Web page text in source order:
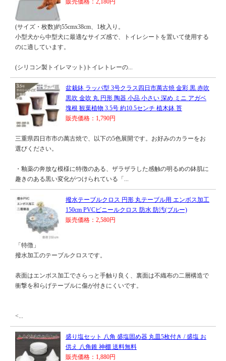
販売価格：2,180円
(サイズ・枚数)約55cmx38cm、1枚入り。
小型犬から中型犬に最適なサイズ感で、トイレシートを置いて使用する
のに適しています。
(シリコン製トイレマット)トイレトレーの...
盆栽鉢 ラッパ型 3号クラス四日市萬古焼 金彩 黒 赤吹
黒吹 金吹 丸 円形 陶器 小品 小さい 深め ミニ アガベ
塊根 観葉植物 3.5号 約10.5センチ 植木鉢 苔
販売価格：1,790円
三重県四日市市の萬古焼で、以下の5色展開です。お好みのカラーをお
選びください。
・釉薬の奔放な模様に特徴のある、ザラザラした感触の明るめの鉢肌に
趣きのある黒い変化がつけられている「...
撥水テーブルクロス 円形 丸テーブル用 エンボス加工
150cm PVCビニールクロス 防水 防汚(ブルー)
販売価格：2,580円
「特徴」
撥水加工のテーブルクロスです。
表面はエンボス加工でさらっと手触り良く、裏面は不織布の二層構造で
衝撃を和らげテーブルに傷が付きにくいです。
<...
盛り塩セット 八角 盛塩固め器 丸皿5枚付き / 盛塩 お
供え 八角錐 神棚 送料無料
販売価格：1,880円